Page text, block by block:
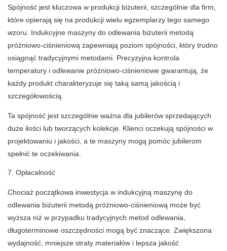
Spójność jest kluczowa w produkcji biżuterii, szczególnie dla firm,
które opierają się na produkcji wielu egzemplarzy tego samego
wzoru. Indukcyjne maszyny do odlewania biżuterii metodą
próżniowo-ciśnieniową zapewniają poziom spójności, który trudno
osiągnąć tradycyjnymi metodami. Precyzyjna kontrola
temperatury i odlewanie próżniowo-ciśnieniowe gwarantują, że
każdy produkt charakteryzuje się taką samą jakością i
szczegółowością.
Ta spójność jest szczególnie ważna dla jubilerów sprzedających
duże ilości lub tworzących kolekcje. Klienci oczekują spójności w
projektowaniu i jakości, a te maszyny mogą pomóc jubilerom
spełnić te oczekiwania.
7. Opłacalność
Chociaż początkowa inwestycja w indukcyjną maszynę do
odlewania biżuterii metodą próżniowo-ciśnieniową może być
wyższa niż w przypadku tradycyjnych metod odlewania,
długoterminowe oszczędności mogą być znaczące. Zwiększona
wydajność, mniejsze straty materiałów i lepsza jakość